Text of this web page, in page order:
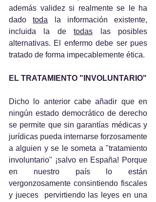
además validez si realmente se le ha
dado toda la información existente,
incluida la de todas las posibles
alternativas. El enfermo debe ser pues
tratado de forma impecablemente ética.
EL TRATAMIENTO "INVOLUNTARIO"
Dicho lo anterior cabe añadir que en
ningún estado democrático de derecho
se permite que sin garantías médicas y
jurídicas pueda internarse forzosamente
a alguien y se le someta a "tratamiento
involuntario" ¡salvo en España! Porque
en nuestro país lo están
vergonzosamente consintiendo fiscales
y jueces  pervirtiendo las leyes en una